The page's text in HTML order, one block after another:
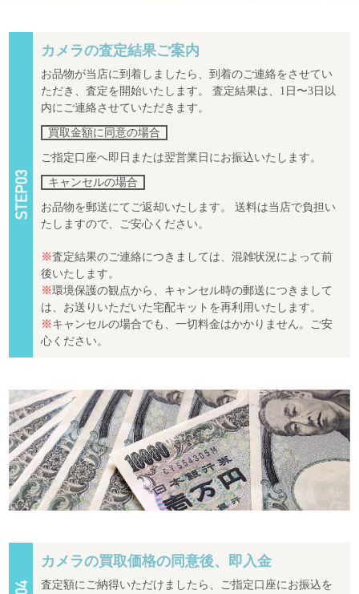
カメラの査定結果ご案内
お品物が当店に到着しましたら、到着のご連絡をさせてい
ただき、査定を開始いたします。 査定結果は、1日〜3日以
内にご連絡させていただきます。
買取金額に同意の場合
ご指定口座へ即日または翌営業日にお振込いたします。
キャンセルの場合
お品物を郵送にてご返却いたします。 送料は当店で負担い
たしますので、ご安心ください。
※査定結果のご連絡につきましては、混雑状況によって前
後いたします。
※環境保護の観点から、キャンセル時の郵送につきまして
は、お送りいただいた宅配キットを再利用いたします。
※キャンセルの場合でも、一切料金はかかりません。ご安
心ください。
カメラの買取価格の同意後、即入金
査定額にご納得いただけましたら、ご指定口座にお振込を